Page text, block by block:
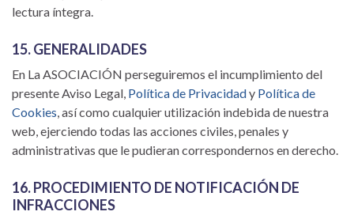
lectura íntegra.
15. GENERALIDADES
En La ASOCIACIÓN perseguiremos el incumplimiento del
presente Aviso Legal, Política de Privacidady Política de
Cookies, así como cualquier utilización indebida de nuestra
web, ejerciendo todas las acciones civiles, penales y
administrativas que le pudieran correspondernos en derecho.
16. PROCEDIMIENTO DE NOTIFICACIÓN DE
INFRACCIONES